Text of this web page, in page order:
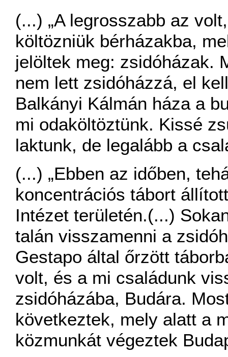
(...) „A legrosszabb az
költözniük bérházakba,
jelöltek meg: zsidóházak.
nem lett zsidóházzá, el
Balkányi Kálmán háza a
mi odaköltöztünk. Kissé
laktunk, de legalább a
(...) „Ebben az időben,
koncentrációs tábort
Intézet területén.(...)
talán visszamenni a
Gestapo által őrzött
volt, és a mi családunk
zsidóházába, Budára.
következtek, mely alatt a
közmunkát végeztek